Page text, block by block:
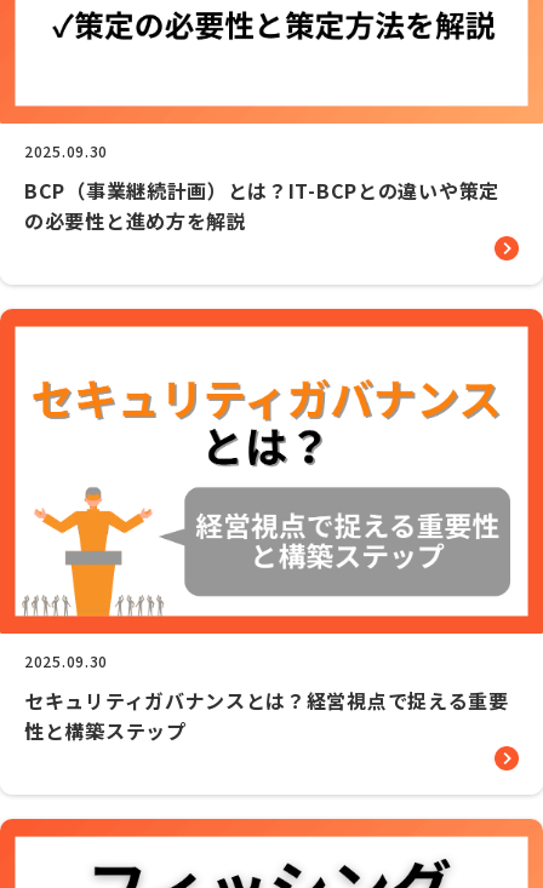
2025.09.30
BCP（事業継続計画）とは？IT-BCPとの違いや策定
の必要性と進め方を解説
2025.09.30
セキュリティガバナンスとは？経営視点で捉える重要
性と構築ステップ